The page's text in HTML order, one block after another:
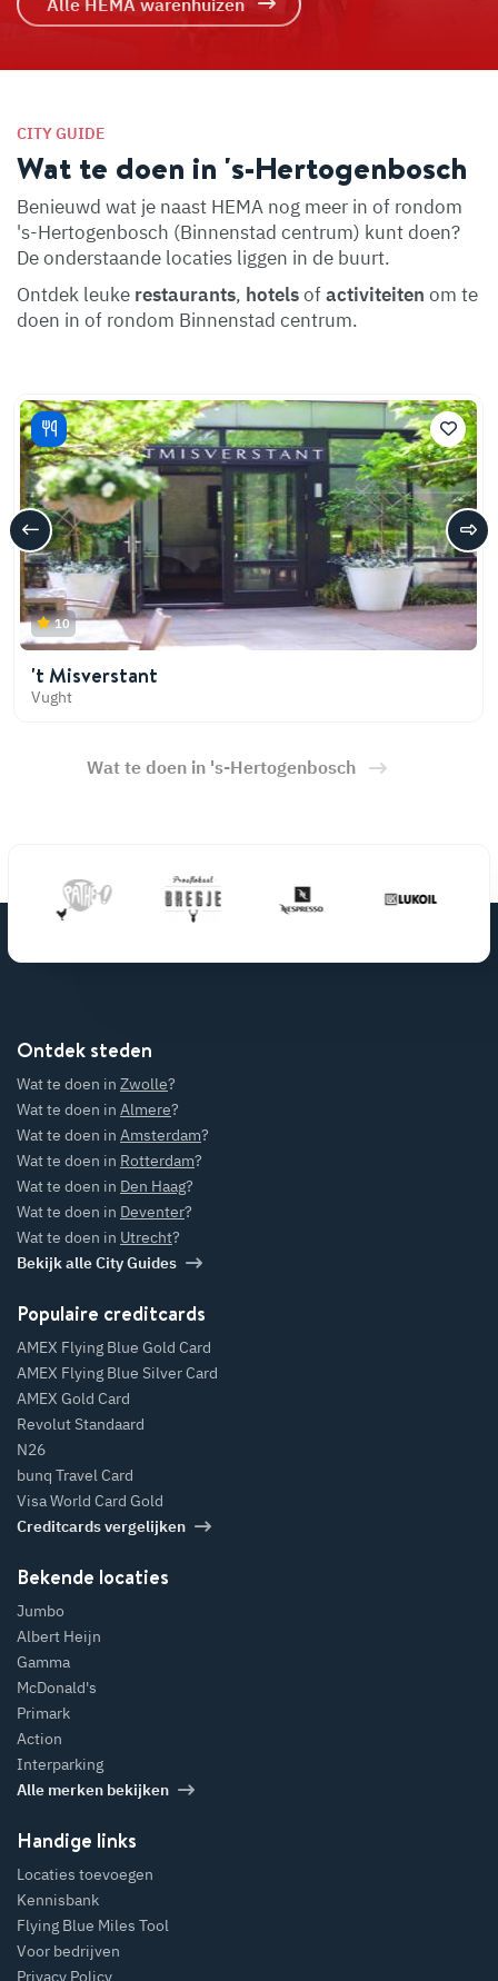
CITY GUIDE
Wat te doen in 's-Hertogenbosch
Benieuwd wat je naast HEMA nog meer in of rondom
's-Hertogenbosch (Binnenstad centrum) kunt doen?
De onderstaande locaties liggen in de buurt.
Ontdek leuke restaurants, hotelsofactiviteiten om te
doen in of rondom Binnenstad centrum.
10
't Misverstant
Vught
Wat te doen in 's-Hertogenbosch
Ontdek steden
Wat te doen in Zwolle?
Wat te doen in Almere?
Wat te doen in Amsterdam?
Wat te doen in Rotterdam?
Wat te doen in Den Haag?
Wat te doen in Deventer?
Wat te doen in Utrecht?
Bekijk alle City Guides
Populaire creditcards
AMEX Flying Blue Gold Card
AMEX Flying Blue Silver Card
AMEX Gold Card
Revolut Standaard
N26
bunq Travel Card
Visa World Card Gold
Creditcards vergelijken
Bekende locaties
Jumbo
Albert Heijn
Gamma
McDonald's
Primark
Action
Interparking
Alle merken bekijken
Handige links
Locaties toevoegen
Kennisbank
Flying Blue Miles Tool
Voor bedrijven
Privacy Policy